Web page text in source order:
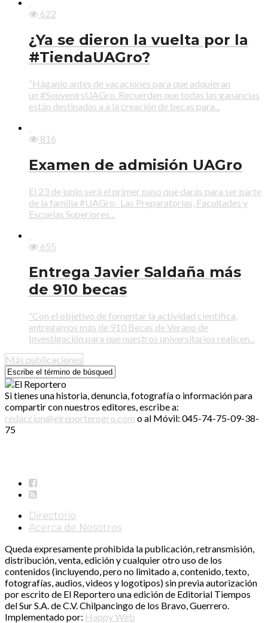
622
¿Ya se dieron la vuelta por la
#TiendaUAGro?
“Háganlo antes de vacaciones para que adquieran
un #SouvenirsUAGro. Recuerden que todas las ganancias
están destinadas a a la creación de becas para...
816
Examen de admisión UAGro
El 23 de junio será el primer paso que darás para ser parte
de la familia #UAGro. Las Preparatorias, Facultades y
Escuelas Superiores...
655
Entrega Javier Saldaña más
de 910 becas
“Con el objetivo de fomentar la actividad científica,
entregamos más de 910 Becas de Verano de
Investigación para que nuestros universitarios realicen...
Más publicaciones
Si tienes una historia, denuncia, fotografía o información para
compartir con nuestros editores, escribe a:
redaccion@elreporterogro.com o al Móvil: 045-74-75-09-38-
75
Directorio
Acerca de Nosotros
Queda expresamente prohibida la publicación, retransmisión,
distribución, venta, edición y cualquier otro uso de los
contenidos (incluyendo, pero no limitado a, contenido, texto,
fotografías, audios, videos y logotipos) sin previa autorización
por escrito de El Reportero una edición de Editorial Tiempos
del Sur S.A. de C.V. Chilpancingo de los Bravo, Guerrero.
Implementado por: Happy Web